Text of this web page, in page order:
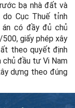
bạ nhà đất và
do Cục Thuế tỉnh
án có đầy đủ chủ
giấy phép xây
theo quyết định
chủ đầu tư Vi Nam
dựng theo đúng